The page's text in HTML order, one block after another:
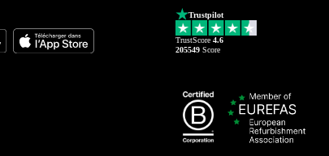
Trustpilot
TrustScore 4.6
205549 Score